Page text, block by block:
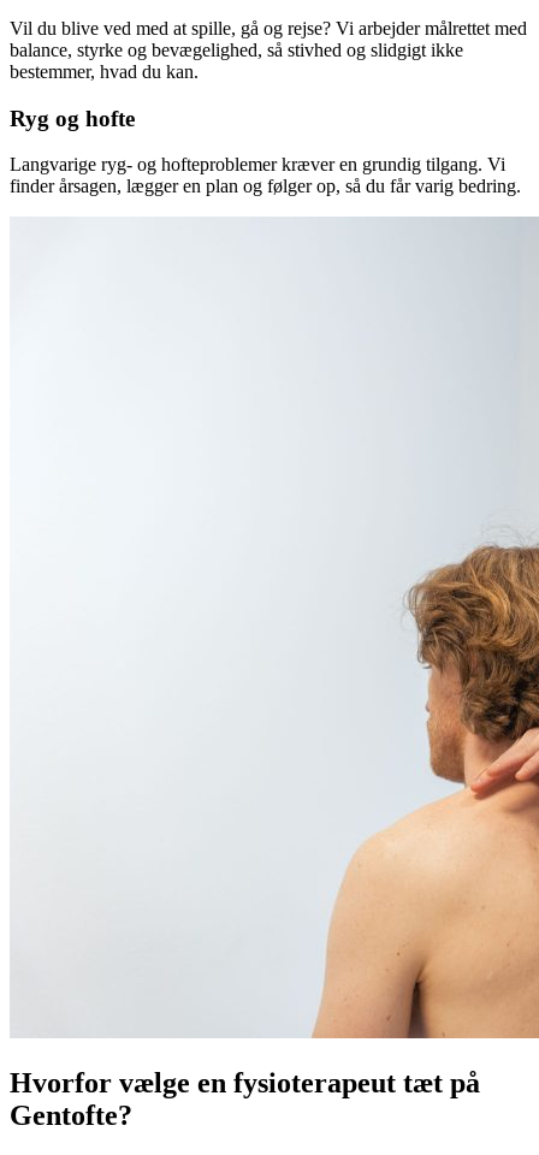
Vil du blive ved med at spille, gå og rejse? Vi arbejder målrettet med
balance, styrke og bevægelighed, så stivhed og slidgigt ikke
bestemmer, hvad du kan.
Ryg og hofte
Langvarige ryg- og hofteproblemer kræver en grundig tilgang. Vi
finder årsagen, lægger en plan og følger op, så du får varig bedring.
Hvorfor vælge en fysioterapeut tæt på
Gentofte?